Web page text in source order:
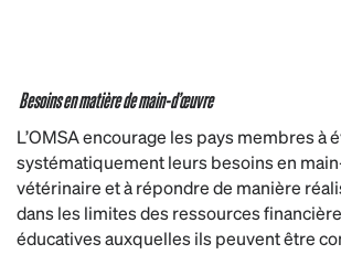
Besoins en matière de main-d’œuvre
L’OMSA encourage les pays membres à
systématiquement leurs besoins en
vétérinaire et à répondre de manière
dans les limites des ressources
éducatives auxquelles ils peuvent être